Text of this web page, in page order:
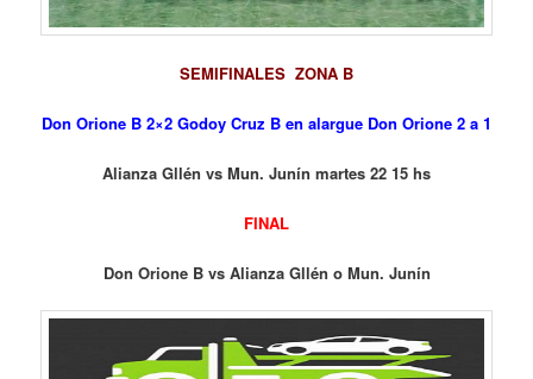
SEMIFINALES ZONA B
Don Orione B 2×2 Godoy Cruz B en alargue Don Orione 2 a 1
Alianza Gllén vs Mun. Junín martes 22 15 hs
FINAL
Don Orione B vs Alianza Gllén o Mun. Junín